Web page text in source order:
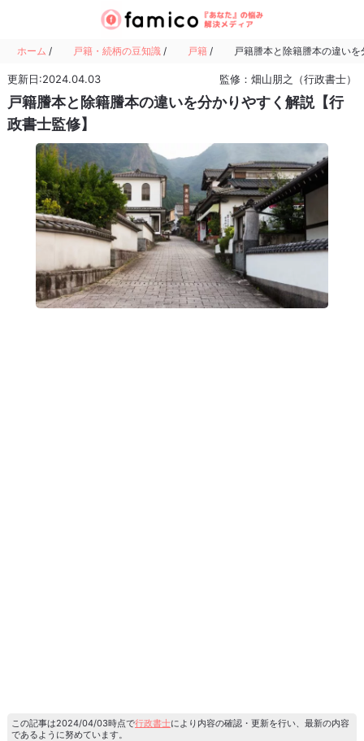
ホーム / 戸籍・続柄の豆知識 / 戸籍 / 戸籍謄本と除籍謄本の違い
更新日:2024.04.03 監修：畑山朋之（行政書士）
戸籍謄本と除籍謄本の違いを分かりやすく解説【行
政書士監修】
この記事は2024/04/03時点で行政書士により内容の確認・更新を行い、最新の内容
であるように努めています。